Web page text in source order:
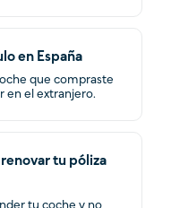
en España
que compraste
en el extranjero.
tu póliza